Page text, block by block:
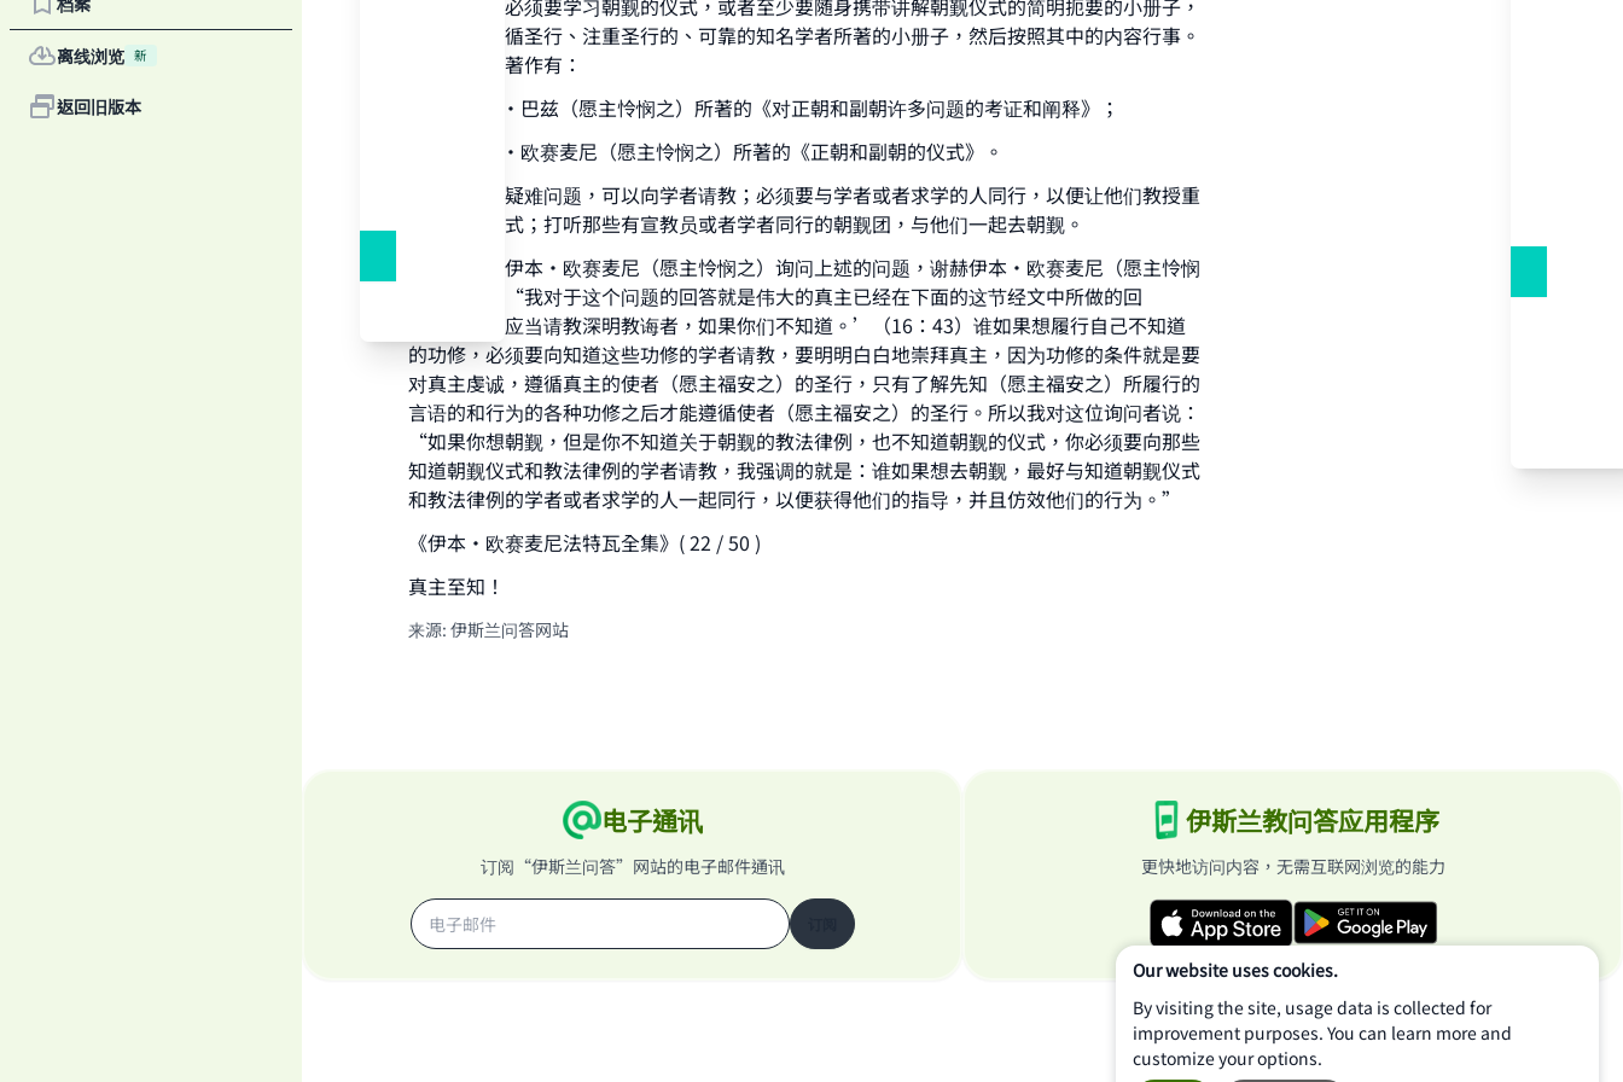
离线浏览 新
返回旧版本
想朝觐的人必须要学习朝觐的仪式，或者至少要随身携带讲解朝觐仪式的简明扼要的小册子，
最好是由遵循圣行、注重圣行的、可靠的知名学者所著的小册子，然后按照其中的内容行事。
这一方面的著作有：
1 谢赫伊本•巴兹（愿主怜悯之）所著的《对正朝和副朝许多问题的考证和阐释》；
2 谢赫伊本•欧赛麦尼（愿主怜悯之）所著的《正朝和副朝的仪式》。
如果有什么疑难问题，可以向学者请教；必须要与学者或者求学的人同行，以便让他们教授重
要的朝觐仪式；打听那些有宣教员或者学者同行的朝觐团，与他们一起去朝觐。
有人向谢赫伊本•欧赛麦尼（愿主怜悯之）询问上述的问题，谢赫伊本•欧赛麦尼（愿主怜悯
之）回答：“我对于这个问题的回答就是伟大的真主已经在下面的这节经文中所做的回
答：‘你们应当请教深明教诲者，如果你们不知道。’（16：43）谁如果想履行自己不知道
的功修，必须要向知道这些功修的学者请教，要明明白白地崇拜真主，因为功修的条件就是要
对真主虔诚，遵循真主的使者（愿主福安之）的圣行，只有了解先知（愿主福安之）所履行的
言语的和行为的各种功修之后才能遵循使者（愿主福安之）的圣行。所以我对这位询问者说：
“如果你想朝觐，但是你不知道关于朝觐的教法律例，也不知道朝觐的仪式，你必须要向那些
知道朝觐仪式和教法律例的学者请教，我强调的就是：谁如果想去朝觐，最好与知道朝觐仪式
和教法律例的学者或者求学的人一起同行，以便获得他们的指导，并且仿效他们的行为。”
《伊本•欧赛麦尼法特瓦全集》( 22 / 50 )
真主至知！
来源: 伊斯兰问答网站
电子通讯
订阅“伊斯兰问答”网站的电子邮件通讯
伊斯兰教问答应用程序
更快地访问内容，无需互联网浏览的能力
Make an impact on millions of lives with your
contribution today
Your support is crucial for our mission.
The Prophet (ﷺ) said:
"A person who leads others to doing what is good will earn the
same reward as those who do it."
(MUSLIM, 1893)
Support IslamQA
Our website uses cookies.
By visiting the site, usage data is collected for
improvement purposes. You can learn more and
customize your options.